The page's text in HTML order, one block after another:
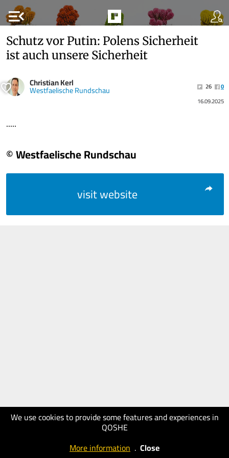
menu_open
We use cookies to provide some features and experiences in
QOSHE
More information . Close
Schutz vor Putin: Polens Sicherheit
ist auch unsere Sicherheit
Christian Kerl
Westfaelische Rundschau 26
0
16.09.2025
.....
© Westfaelische Rundschau
visit website